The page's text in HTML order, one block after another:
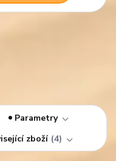
Parametry
zboží 4